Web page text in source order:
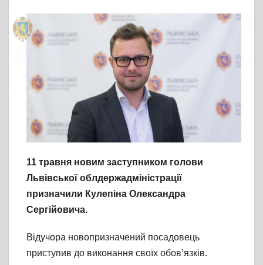
11 травня новим заступником голови
Львівської облдержадміністрації
призначили Кулепіна Олександра
Сергійовича.
Відучора новопризначений посадовець
приступив до виконання своїх обов’язків.